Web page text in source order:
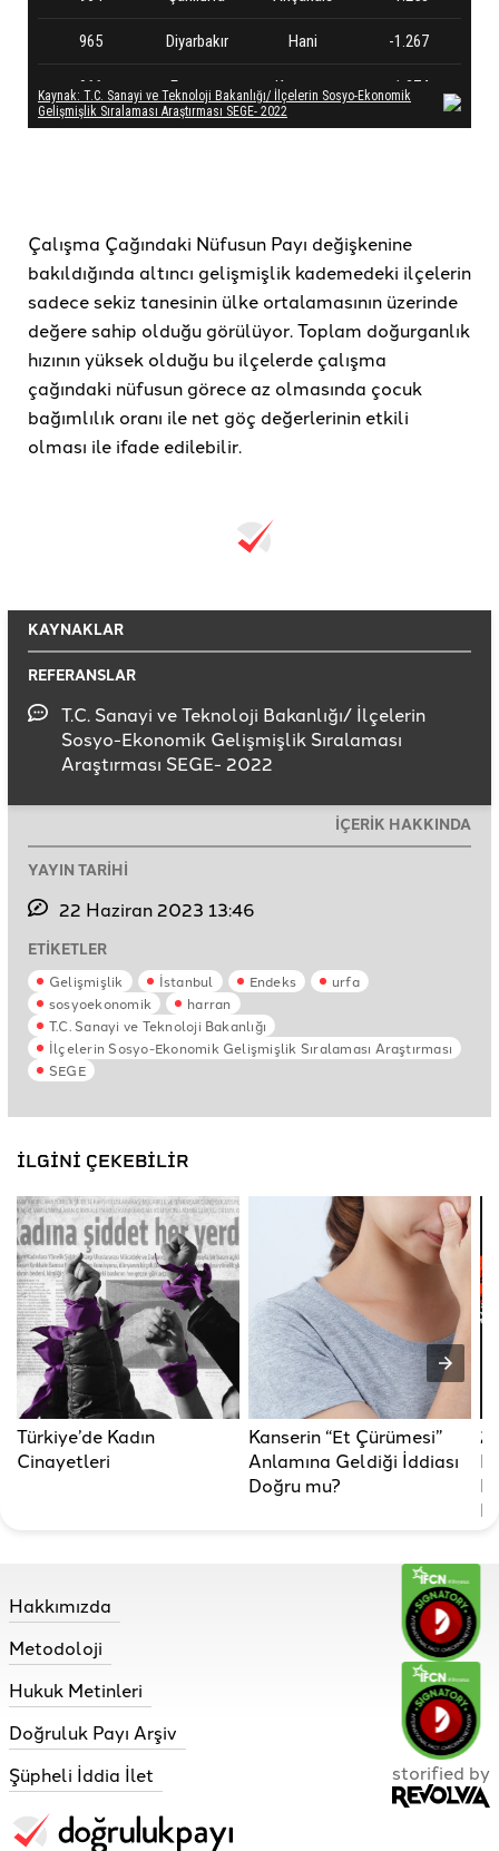
Çalışma Çağındaki Nüfusun Payı değişkenine
bakıldığında altıncı gelişmişlik kademedeki ilçelerin
sadece sekiz tanesinin ülke ortalamasının üzerinde
değere sahip olduğu görülüyor. Toplam doğurganlık
hızının yüksek olduğu bu ilçelerde çalışma
çağındaki nüfusun görece az olmasında çocuk
bağımlılık oranı ile net göç değerlerinin etkili
olması ile ifade edilebilir.
KAYNAKLAR
REFERANSLAR
T.C. Sanayi ve Teknoloji Bakanlığı/ İlçelerin
Sosyo-Ekonomik Gelişmişlik Sıralaması
Araştırması SEGE- 2022
İÇERİK HAKKINDA
YAYIN TARİHİ
22 Haziran 2023 13:46
ETİKETLER
Gelişmişlik İstanbul Endeks
urfa
sosyoekonomik
harran
T.C. Sanayi ve Teknoloji Bakanlığı
İlçelerin Sosyo-Ekonomik Gelişmişlik Sıralaması Araştırması
SEGE
İLGİNİ ÇEKEBİLİR
Türkiye’de Kadın
Cinayetleri
Kanserin “Et Çürümesi”
Anlamına Geldiği İddiası
Doğru mu?
Hakkımızda
Metodoloji
Hukuk Metinleri
Doğruluk Payı Arşiv
Şüpheli İddia İlet
storified by